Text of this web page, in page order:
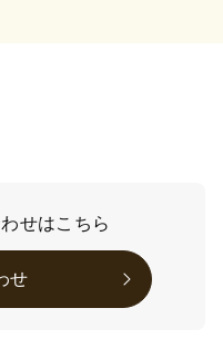
せはこちら
せ